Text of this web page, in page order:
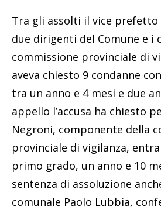
Tra gli assolti il vice prefetto
due dirigenti del Comune e i
commissione provinciale di
aveva chiesto 9 condanne
tra un anno e 4 mesi e due
appello l’accusa ha chiesto
Negroni, componente della
provinciale di vigilanza,
primo grado, un anno e 10
sentenza di assoluzione
comunale Paolo Lubbia,